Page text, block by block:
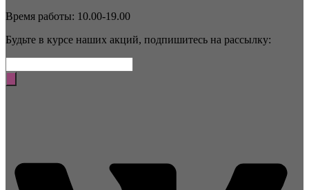
Время работы: 10.00-19.00
Будьте в курсе наших акций, подпишитесь на рассылку: